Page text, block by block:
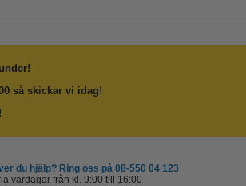
så skickar vi idag!
du hjälp? Ring oss på 08-550 04 123
vardagar från kl. 9:00 till 16:00